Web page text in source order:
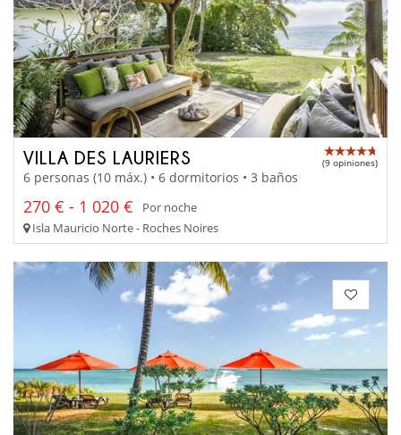
VILLA DES LAURIERS (9 opiniones)
6 personas (10 máx.) • 6 dormitorios • 3 baños
270 € - 1 020 €
Por noche
Isla Mauricio Norte - Roches Noires